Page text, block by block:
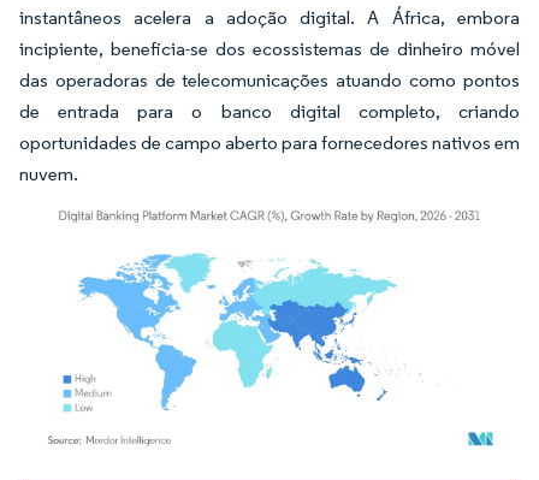
instantâneos acelera a adoção digital. A África, embora
incipiente, beneficia-se dos ecossistemas de dinheiro móvel
das operadoras de telecomunicações atuando como pontos
de entrada para o banco digital completo, criando
oportunidades de campo aberto para fornecedores nativos em
nuvem.